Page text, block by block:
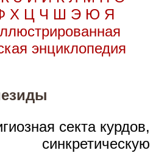
Х Ц Ч Ш Э Ю Я
энциклопедия
секта курдов,
синкретическую